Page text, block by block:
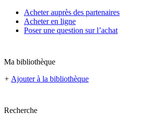
Acheter auprès des partenaires
Acheter en ligne
Poser une question sur l’achat
Ma bibliothèque
+ Ajouter à la bibliothèque
Recherche